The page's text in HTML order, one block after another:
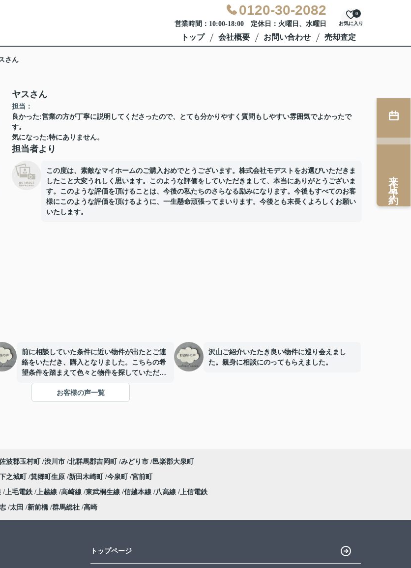
0120-30-2082
営業時間：10:00-18:00 定休日：火曜日、水曜日 お気に入り
0
トップ 会社概要 お問い合わせ 売却査定
さん
ヤスさん
担当：
良かった:営業の方が丁寧に説明してくださったので、とても分かりやすく質問もしやすい雰囲気でよかったで
す。
気になった:特にありません。
担当者より
この度は、素敵なマイホームのご購入おめでとうございます。株式会社モデストをお選びいただきま
したこと大変うれしく思います。このような評価をしていただきまして、本当にありがとうございま
す。このような評価を頂けることは、今後の私たちのさらなる励みになります。今後もすべてのお客
様にこのような評価を頂けるように、一生懸命頑張ってまいります。今後とも末長くよろしくお願い
いたします。
前に相談していた条件に近い物件が出たとご連
絡をいただき、購入となりました。こちらの希
望条件を踏まえて色々と物件を探していただい
てありがとうございました。不安があり色々と
相談にのってもらいながら資金計画表やスケジ
ュール表などの資料を使いながらわかりやすく
沢山ご紹介いたたき良い物件に巡り会えまし
た。親身に相談にのってもらえました。
お客様の声一覧
来店予約
波郡玉村町 渋川市 北群馬郡吉岡町 みどり市 邑楽郡大泉町
之城町 箕郷町生原 新田木崎町 今泉町 宮前町
上毛電鉄 上越線 高崎線 東武桐生線 信越本線 八高線 上信電鉄
太田 新前橋 群馬総社 高崎
トップページ